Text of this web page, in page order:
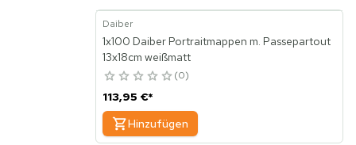
Daiber
1x100 Daiber Portraitmappen m. Passepartout
13x18cm weißmatt
0
113,95 €*
Hinzufügen